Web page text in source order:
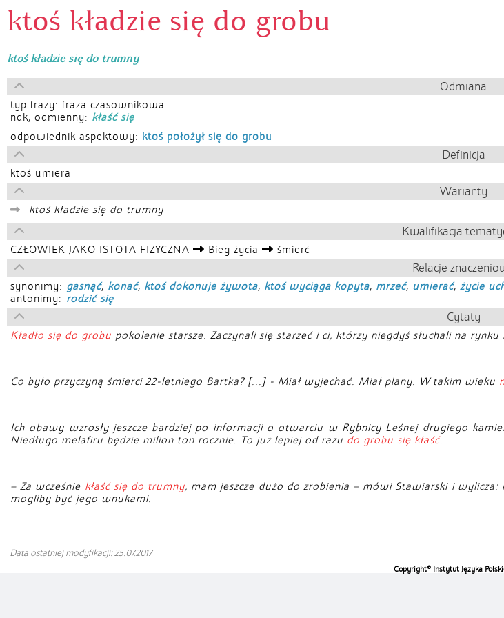
ktoś kładzie się do grobu
ktoś kładzie się do trumny
Odmiana
typ frazy: fraza czasownikowa
ndk, odmienny: kłaść się
odpowiednik aspektowy: ktoś położył się do grobu
Definicja
ktoś umiera
Warianty
ktoś kładzie się do trumny
Kwalifikacja
CZŁOWIEK JAKO ISTOTA FIZYCZNA Bieg życia śmierć
Relacje
synonimy: gasnąć, konać, ktoś dokonuje żywota, ktoś wyciąga kopyta, mrzeć, umierać, życie
antonimy: rodzić się
Cytaty
Kładło się do grobu pokolenie starsze. Zaczynali się starzeć i ci, którzy niegdyś słuchali na
Co było przyczyną śmierci 22-letniego Bartka? [...] - Miał wyjechać. Miał plany. W takim wieku
Ich obawy wzrosły jeszcze bardziej po informacji o otwarciu w Rybnicy Leśnej drugiego
Niedługo melafiru będzie milion ton rocznie. To już lepiej od razu do grobu się kłaść.
– Za wcześnie kłaść się do trumny, mam jeszcze dużo do zrobienia – mówi Stawiarski i
mogliby być jego wnukami.
Data ostatniej modyfikacji: 25.07.2017
Copyright© Instytut Języka